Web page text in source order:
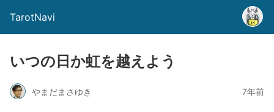
TarotNavi
いつの日か虹を越えよう
やまだまさゆき 7年前